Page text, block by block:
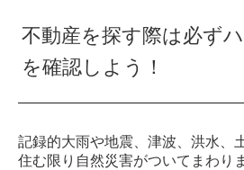
不動産を探す際は必ず
を確認しよう！
記録的大雨や地震、津波、洪水、
住む限り自然災害がついてまわり